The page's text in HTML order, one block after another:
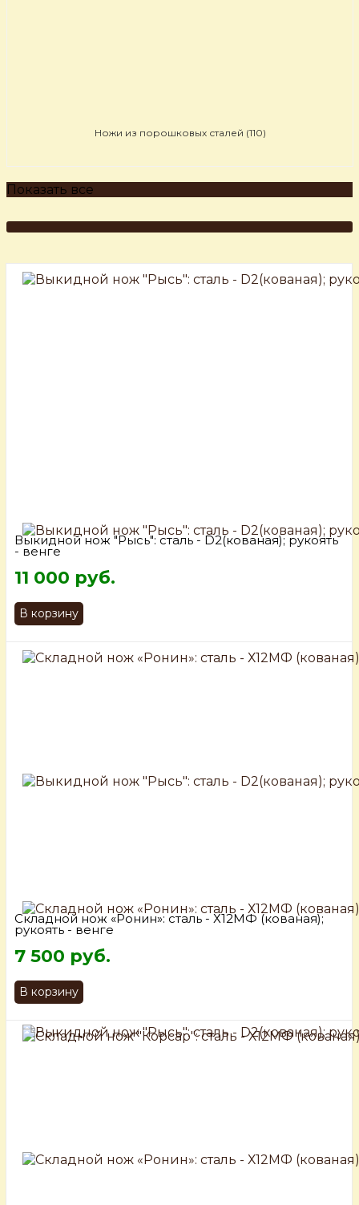
Ножи из порошковых сталей (110)
Показать все
Выкидной нож "Рысь": сталь - D2(кованая); рукоять
- венге
11 000 руб.
В корзину
Складной нож «Ронин»: сталь - Х12МФ (кованая);
рукоять - венге
7 500 руб.
В корзину